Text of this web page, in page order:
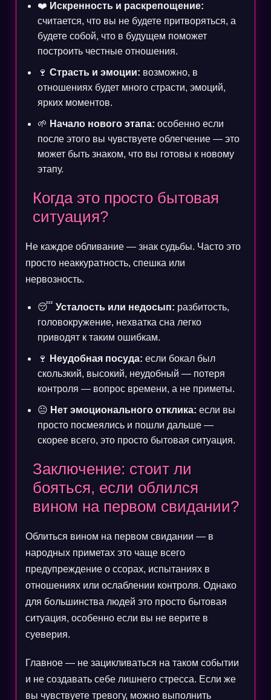
❤️ Искренность и раскрепощение:
считается, что вы не будете притворяться, а
будете собой, что в будущем поможет
построить честные отношения.
🍷 Страсть и эмоции: возможно, в
отношениях будет много страсти, эмоций,
ярких моментов.
🌱 Начало нового этапа: особенно если
после этого вы чувствуете облегчение — это
может быть знаком, что вы готовы к новому
этапу.
Когда это просто бытовая
ситуация?
Не каждое обливание — знак судьбы. Часто это
просто неаккуратность, спешка или
нервозность.
😴 Усталость или недосып: разбитость,
головокружение, нехватка сна легко
приводят к таким ошибкам.
🍷 Неудобная посуда: если бокал был
скользкий, высокий, неудобный — потеря
контроля — вопрос времени, а не приметы.
😐 Нет эмоционального отклика: если вы
просто посмеялись и пошли дальше —
скорее всего, это просто бытовая ситуация.
Заключение: стоит ли
бояться, если облился
вином на первом свидании?
Облиться вином на первом свидании — в
народных приметах это чаще всего
предупреждение о ссорах, испытаниях в
отношениях или ослаблении контроля. Однако
для большинства людей это просто бытовая
ситуация, особенно если вы не верите в
суеверия.
Главное — не зацикливаться на таком событии
и не создавать себе лишнего стресса. Если же
вы чувствуете тревогу, можно выполнить